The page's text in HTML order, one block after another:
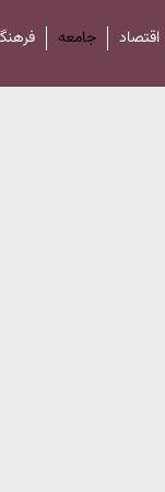
اقتصاد جامعه